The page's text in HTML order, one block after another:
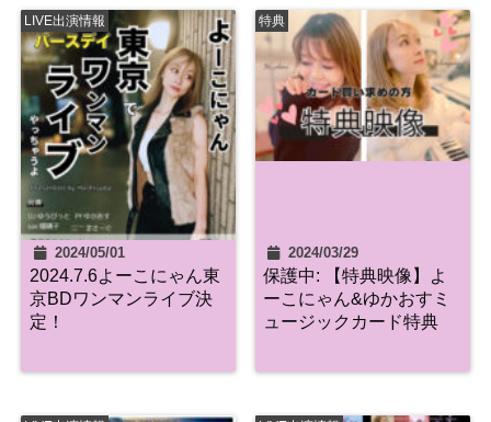
LIVE出演情報
2024/05/01
2024.7.6よーこにゃん東
京BDワンマンライブ決
定！
特典
2024/03/29
保護中: 【特典映像】よ
ーこにゃん&ゆかおすミ
ュージックカード特典